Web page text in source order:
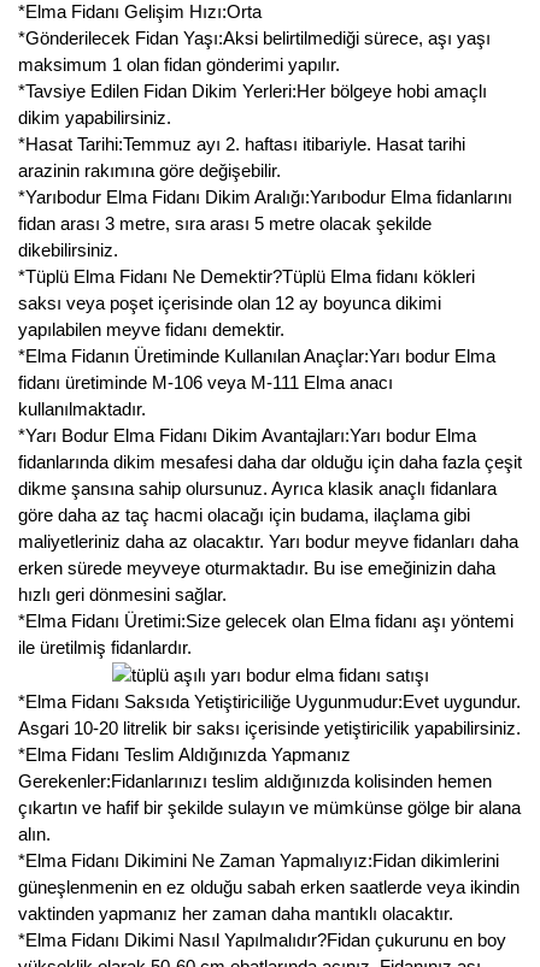
*Elma Fidanı Gelişim Hızı:Orta
*Gönderilecek Fidan Yaşı:Aksi belirtilmediği sürece, aşı yaşı
maksimum 1 olan fidan gönderimi yapılır.
*Tavsiye Edilen Fidan Dikim Yerleri:Her bölgeye hobi amaçlı
dikim yapabilirsiniz.
*Hasat Tarihi:Temmuz ayı 2. haftası itibariyle. Hasat tarihi
arazinin rakımına göre değişebilir.
*Yarıbodur Elma Fidanı Dikim Aralığı:Yarıbodur Elma fidanlarını
fidan arası 3 metre, sıra arası 5 metre olacak şekilde
dikebilirsiniz.
*Tüplü Elma Fidanı Ne Demektir?Tüplü Elma fidanı kökleri
saksı veya poşet içerisinde olan 12 ay boyunca dikimi
yapılabilen meyve fidanı demektir.
*Elma Fidanın Üretiminde Kullanılan Anaçlar:Yarı bodur Elma
fidanı üretiminde M-106 veya M-111 Elma anacı
kullanılmaktadır.
*Yarı Bodur Elma Fidanı Dikim Avantajları:Yarı bodur Elma
fidanlarında dikim mesafesi daha dar olduğu için daha fazla çeşit
dikme şansına sahip olursunuz. Ayrıca klasik anaçlı fidanlara
göre daha az taç hacmi olacağı için budama, ilaçlama gibi
maliyetleriniz daha az olacaktır. Yarı bodur meyve fidanları daha
erken sürede meyveye oturmaktadır. Bu ise emeğinizin daha
hızlı geri dönmesini sağlar.
*Elma Fidanı Üretimi:Size gelecek olan Elma fidanı aşı yöntemi
ile üretilmiş fidanlardır.
*Elma Fidanı Saksıda Yetiştiriciliğe Uygunmudur:Evet uygundur.
Asgari 10-20 litrelik bir saksı içerisinde yetiştiricilik yapabilirsiniz.
*Elma Fidanı Teslim Aldığınızda Yapmanız
Gerekenler:Fidanlarınızı teslim aldığınızda kolisinden hemen
çıkartın ve hafif bir şekilde sulayın ve mümkünse gölge bir alana
alın.
*Elma Fidanı Dikimini Ne Zaman Yapmalıyız:Fidan dikimlerini
güneşlenmenin en ez olduğu sabah erken saatlerde veya ikindin
vaktinden yapmanız her zaman daha mantıklı olacaktır.
*Elma Fidanı Dikimi Nasıl Yapılmalıdır?Fidan çukurunu en boy
Liçi Fidanı
Longan Fidanı
Malta Eriği Fidanı
Mango Fidanı
Melez Meyveler
Murt Fidanı
Muşmula Fidanı
Muz Fidanı
Nadir Çeşit Meyveler
Nar Fidanı
Narenciye Fidanları
Nektarin Fidanı
Papaya Fidanı
Pepino Fidanı
Pitaya Fidanı
Şeftali Fidanı
Trabzon Hurması Fidanı
Üzüm Fidanı
Vişne Fidanı